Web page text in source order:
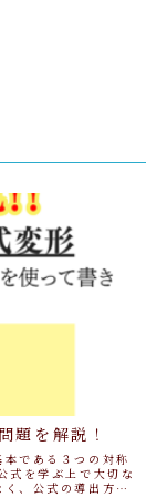
題を解説！
である３つの対称
式を学ぶ上で大切な
、公式の導出方法